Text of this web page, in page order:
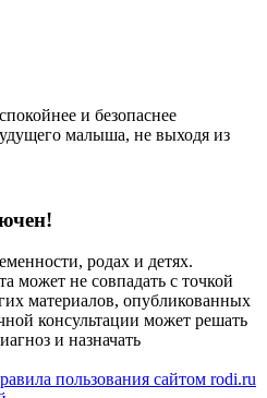
и безопаснее
малыша, не выходя из
родах и детях.
может не совпадать с точкой
материалов, опубликованных
консультации может решать
и назначать
пользования сайтом rodi.ru